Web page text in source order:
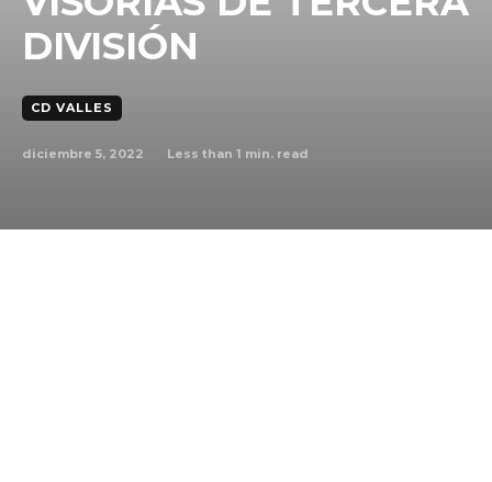
DIVISIÓN
CD VALLES
diciembre 5, 2022 Less than 1 min. read